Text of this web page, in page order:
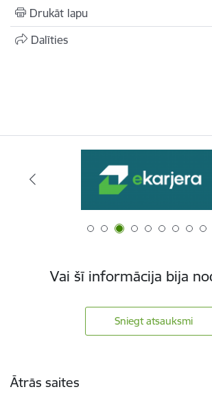
Drukāt lapu
Dalīties
Vai šī informācija bija
Sniegt atsauksmi
Ātrās saites